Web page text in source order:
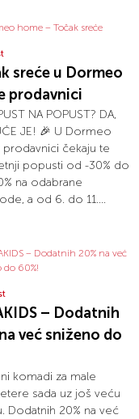
sreće u Dormeo
prodavnici
NA POPUST? DA,
JE! 🎉 U Dormeo
čekaju te
popusti od -30% do
na odabrane
a od 6. do 11....
– Dodatnih
već sniženo do
komadi za male
sada uz još veću
Dodatnih 20% na već